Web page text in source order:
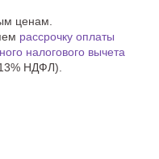
ценам.
рассрочку оплаты
налогового вычета
НДФЛ).